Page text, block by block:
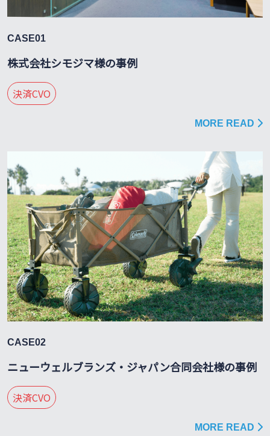
CASE01
株式会社シモジマ様の事例
決済CVO
MORE READ
CASE02
ニューウェルブランズ・ジャパン合同会社様の事例
決済CVO
MORE READ